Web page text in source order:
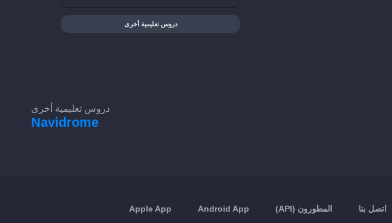
دروس تعليمية أخرى
دروس تعليمية أخرى
Navidrome
اتصل بنا المطورون (API) Android App
Apple App